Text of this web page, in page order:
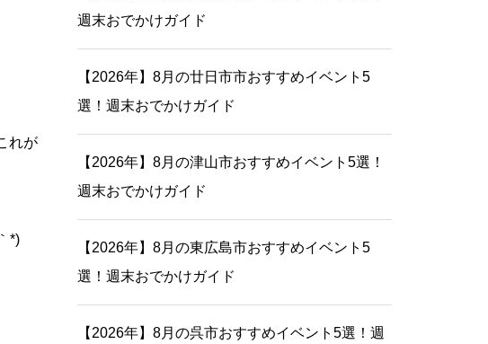
れが
*)
週末おでかけガイド
【2026年】8月の廿日市市おすすめイベント5
選！週末おでかけガイド
【2026年】8月の津山市おすすめイベント5選！
週末おでかけガイド
【2026年】8月の東広島市おすすめイベント5
選！週末おでかけガイド
【2026年】8月の呉市おすすめイベント5選！週